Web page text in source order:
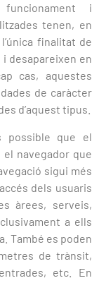
i
tenen, en
finalitat de
desapareixen en
cas, aquestes
de caràcter
d’aquest tipus.
possible que el
navegador que
sigui més
dels usuaris
àrees, serveis,
a ells
També es poden
de trànsit,
etc. En